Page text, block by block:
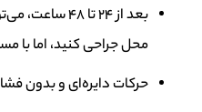
بعد از 24 تا
محل جراحی کنید، اما با
حرکات دایره‌ای و بدون